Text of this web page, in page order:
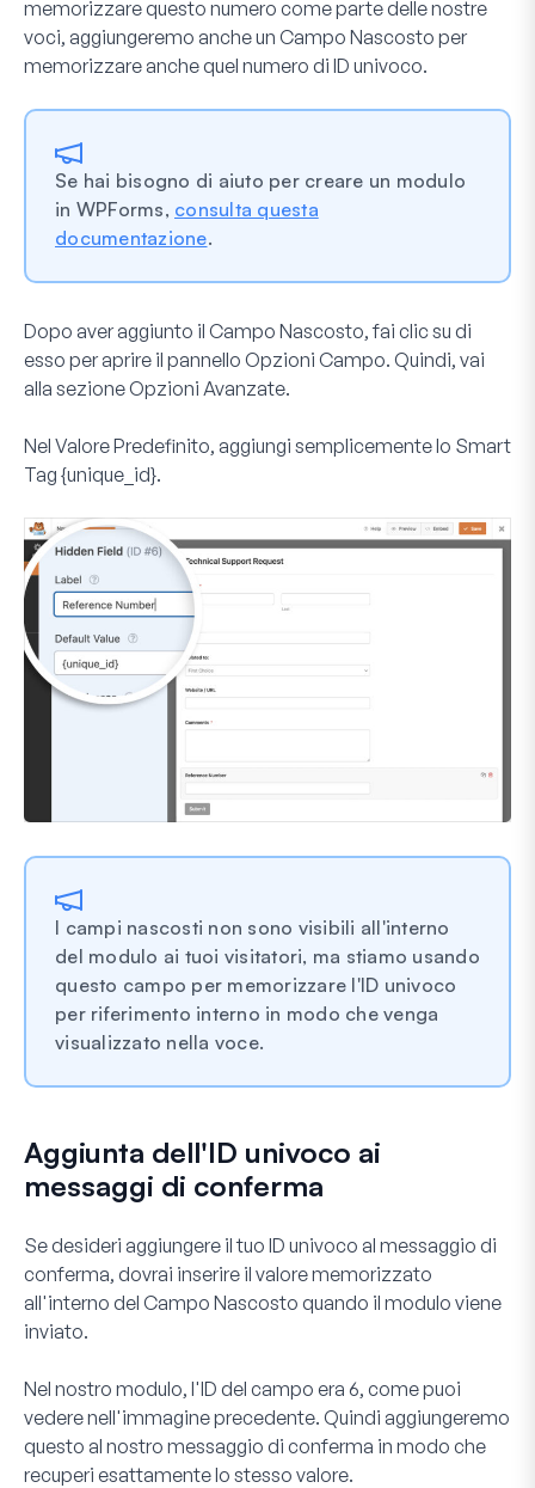
memorizzare questo numero come parte delle nostre
voci, aggiungeremo anche un Campo Nascosto per
memorizzare anche quel numero di ID univoco.
Se hai bisogno di aiuto per creare un modulo
in WPForms, consulta questa
documentazione.
Dopo aver aggiunto il Campo Nascosto, fai clic su di
esso per aprire il pannello Opzioni Campo. Quindi, vai
alla sezione Opzioni Avanzate.
Nel Valore Predefinito, aggiungi semplicemente lo Smart
Tag {unique_id}.
I campi nascosti non sono visibili all'interno
del modulo ai tuoi visitatori, ma stiamo usando
questo campo per memorizzare l'ID univoco
per riferimento interno in modo che venga
visualizzato nella voce.
Aggiunta dell'ID univoco ai
messaggi di conferma
Se desideri aggiungere il tuo ID univoco al messaggio di
conferma, dovrai inserire il valore memorizzato
all'interno del Campo Nascosto quando il modulo viene
inviato.
Nel nostro modulo, l'ID del campo era 6, come puoi
vedere nell'immagine precedente. Quindi aggiungeremo
questo al nostro messaggio di conferma in modo che
recuperi esattamente lo stesso valore.